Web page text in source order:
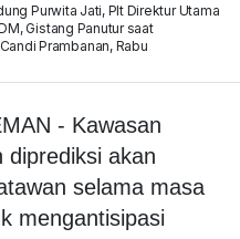
Purwita Jati, Plt Direktur Utama
Gistang Panutur saat
Prambanan, Rabu
- Kawasan
diprediksi akan
selama masa
mengantisipasi